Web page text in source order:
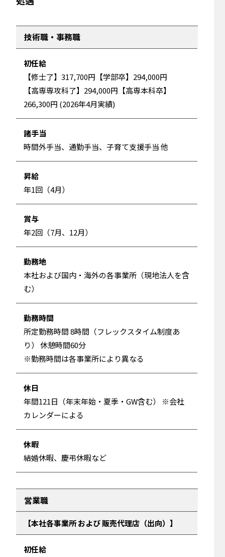
技術職・事務職
初任給
【修士了】317,700円【学部卒】294,000円
【高専専攻科了】294,000円【高専本科卒】
266,300円 (2026年4月実績)
諸手当
時間外手当、通勤手当、子育て支援手当 他
昇給
年1回（4月）
賞与
年2回（7月、12月）
勤務地
本社および国内・海外の各事業所（現地法人を含
む）
勤務時間
所定勤務時間 8時間（フレックスタイム制度あ
り） 休憩時間60分
※勤務時間は各事業所により異なる
休日
年間121日（年末年始・夏季・GW含む） ※会社
カレンダーによる
休暇
結婚休暇、慶弔休暇など
営業職
本社各事業所および販売代理店（出向）
初任給